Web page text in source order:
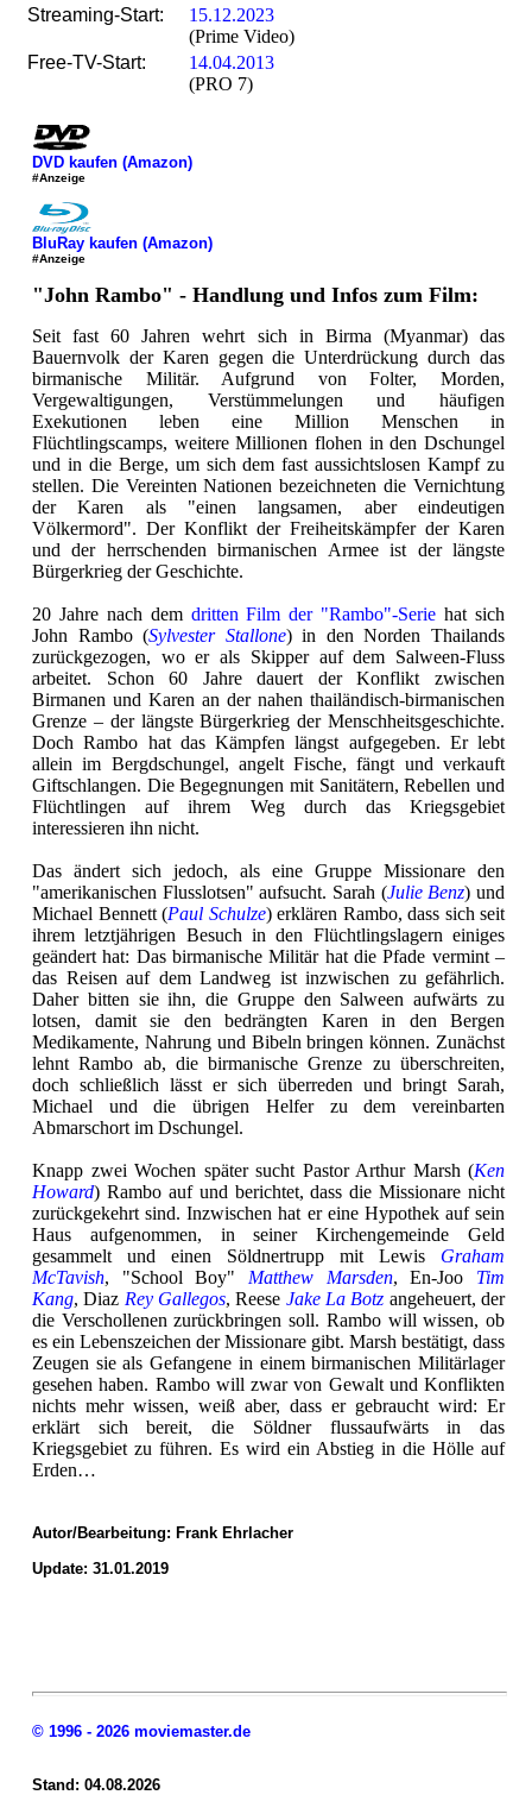
Streaming-Start:
15.12.2023
(Prime Video)
Free-TV-Start:
14.04.2013
(PRO 7)
DVD kaufen (Amazon)
#Anzeige
BluRay kaufen (Amazon)
#Anzeige
"John Rambo" - Handlung und Infos zum Film:
Seit fast 60 Jahren wehrt sich in Birma (Myanmar) das
Bauernvolk der Karen gegen die Unterdrückung durch das
birmanische Militär. Aufgrund von Folter, Morden,
Vergewaltigungen, Verstümmelungen und häufigen
Exekutionen leben eine Million Menschen in
Flüchtlingscamps, weitere Millionen flohen in den Dschungel
und in die Berge, um sich dem fast aussichtslosen Kampf zu
stellen. Die Vereinten Nationen bezeichneten die Vernichtung
der Karen als "einen langsamen, aber eindeutigen
Völkermord". Der Konflikt der Freiheitskämpfer der Karen
und der herrschenden birmanischen Armee ist der längste
Bürgerkrieg der Geschichte.
20 Jahre nach dem dritten Film der "Rambo"-Serie hat sich
John Rambo (Sylvester Stallone) in den Norden Thailands
zurückgezogen, wo er als Skipper auf dem Salween-Fluss
arbeitet. Schon 60 Jahre dauert der Konflikt zwischen
Birmanen und Karen an der nahen thailändisch-birmanischen
Grenze – der längste Bürgerkrieg der Menschheitsgeschichte.
Doch Rambo hat das Kämpfen längst aufgegeben. Er lebt
allein im Bergdschungel, angelt Fische, fängt und verkauft
Giftschlangen. Die Begegnungen mit Sanitätern, Rebellen und
Flüchtlingen auf ihrem Weg durch das Kriegsgebiet
interessieren ihn nicht.
Das ändert sich jedoch, als eine Gruppe Missionare den
"amerikanischen Flusslotsen" aufsucht. Sarah (Julie Benz) und
Michael Bennett (Paul Schulze) erklären Rambo, dass sich seit
ihrem letztjährigen Besuch in den Flüchtlingslagern einiges
geändert hat: Das birmanische Militär hat die Pfade vermint –
das Reisen auf dem Landweg ist inzwischen zu gefährlich.
Daher bitten sie ihn, die Gruppe den Salween aufwärts zu
lotsen, damit sie den bedrängten Karen in den Bergen
Medikamente, Nahrung und Bibeln bringen können. Zunächst
lehnt Rambo ab, die birmanische Grenze zu überschreiten,
doch schließlich lässt er sich überreden und bringt Sarah,
Michael und die übrigen Helfer zu dem vereinbarten
Abmarschort im Dschungel.
Knapp zwei Wochen später sucht Pastor Arthur Marsh (Ken
Howard) Rambo auf und berichtet, dass die Missionare nicht
zurückgekehrt sind. Inzwischen hat er eine Hypothek auf sein
Haus aufgenommen, in seiner Kirchengemeinde Geld
gesammelt und einen Söldnertrupp mit Lewis Graham
McTavish, "School Boy" Matthew Marsden, En-Joo Tim
Kang, Diaz Rey Gallegos, Reese Jake La Botz angeheuert, der
die Verschollenen zurückbringen soll. Rambo will wissen, ob
es ein Lebenszeichen der Missionare gibt. Marsh bestätigt, dass
Zeugen sie als Gefangene in einem birmanischen Militärlager
gesehen haben. Rambo will zwar von Gewalt und Konflikten
nichts mehr wissen, weiß aber, dass er gebraucht wird: Er
erklärt sich bereit, die Söldner flussaufwärts in das
Kriegsgebiet zu führen. Es wird ein Abstieg in die Hölle auf
Erden…
Autor/Bearbeitung: Frank Ehrlacher
Update: 31.01.2019
© 1996 - 2026 moviemaster.de
Stand: 04.08.2026